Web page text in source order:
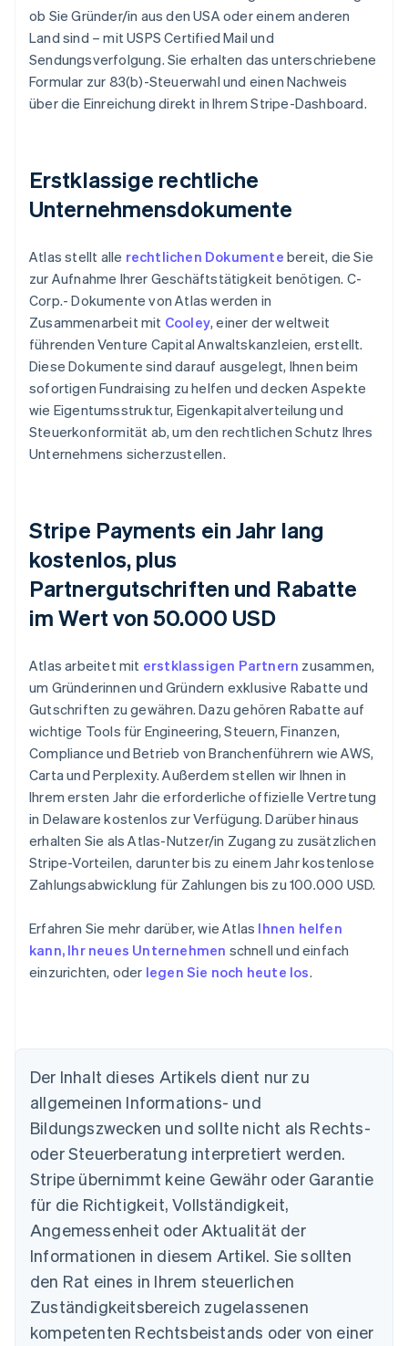
ob Sie Gründer/in aus den USA oder einem anderen
Land sind – mit USPS Certified Mail und
Sendungsverfolgung. Sie erhalten das unterschriebene
Formular zur 83(b)-Steuerwahl und einen Nachweis
über die Einreichung direkt in Ihrem Stripe-Dashboard.
Erstklassige rechtliche
Unternehmensdokumente
Atlas stellt alle rechtlichen Dokumente bereit, die Sie
zur Aufnahme Ihrer Geschäftstätigkeit benötigen. C-
Corp.- Dokumente von Atlas werden in
Zusammenarbeit mit Cooley, einer der weltweit
führenden Venture Capital Anwaltskanzleien, erstellt.
Diese Dokumente sind darauf ausgelegt, Ihnen beim
sofortigen Fundraising zu helfen und decken Aspekte
wie Eigentumsstruktur, Eigenkapitalverteilung und
Steuerkonformität ab, um den rechtlichen Schutz Ihres
Unternehmens sicherzustellen.
Stripe Payments ein Jahr lang
kostenlos, plus
Partnergutschriften und Rabatte
im Wert von 50.000 USD
Atlas arbeitet mit erstklassigen Partnern zusammen,
um Gründerinnen und Gründern exklusive Rabatte und
Gutschriften zu gewähren. Dazu gehören Rabatte auf
wichtige Tools für Engineering, Steuern, Finanzen,
Compliance und Betrieb von Branchenführern wie AWS,
Carta und Perplexity. Außerdem stellen wir Ihnen in
Ihrem ersten Jahr die erforderliche offizielle Vertretung
in Delaware kostenlos zur Verfügung. Darüber hinaus
erhalten Sie als Atlas-Nutzer/in Zugang zu zusätzlichen
Stripe-Vorteilen, darunter bis zu einem Jahr kostenlose
Zahlungsabwicklung für Zahlungen bis zu 100.000 USD.
Erfahren Sie mehr darüber, wie Atlas Ihnen helfen
kann, Ihr neues Unternehmen schnell und einfach
einzurichten, oder legen Sie noch heute los.
Der Inhalt dieses Artikels dient nur zu
allgemeinen Informations- und
Bildungszwecken und sollte nicht als Rechts-
oder Steuerberatung interpretiert werden.
Stripe übernimmt keine Gewähr oder Garantie
für die Richtigkeit, Vollständigkeit,
Angemessenheit oder Aktualität der
Informationen in diesem Artikel. Sie sollten
den Rat eines in Ihrem steuerlichen
Zuständigkeitsbereich zugelassenen
kompetenten Rechtsbeistands oder von einer
Australien
English
Belgien
Nederlands Français DeutschEnglish
Brasilien
PortuguêsEnglish
English
Dänemark
English
Deutschland
Deutsch English
Estland